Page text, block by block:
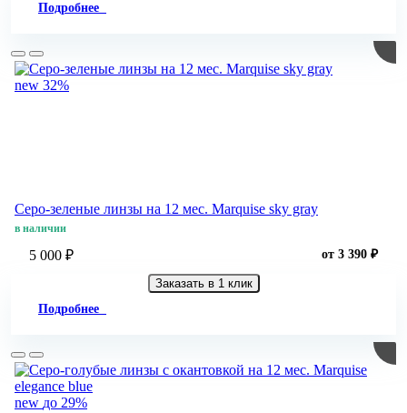
Подробнее
new 32%
Серо-зеленые линзы на 12 мес. Marquise sky gray
в наличии
5 000 ₽ от 3 390 ₽
Заказать в 1 клик
Подробнее
new до 29%